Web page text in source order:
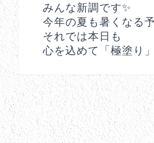
みんな新調です✨
今年の夏も暑くなる
それでは本日も
心を込めて「極塗り